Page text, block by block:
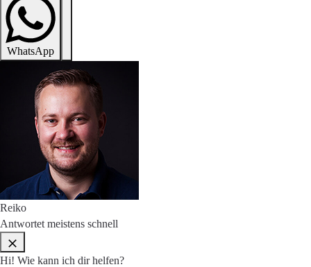
WhatsApp
Reiko
Antwortet meistens schnell
Hi! Wie kann ich dir helfen?